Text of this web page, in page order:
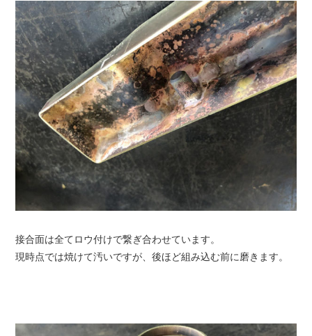
接合面は全てロウ付けで繋ぎ合わせています。
現時点では焼けて汚いですが、後ほど組み込む前に磨きます。